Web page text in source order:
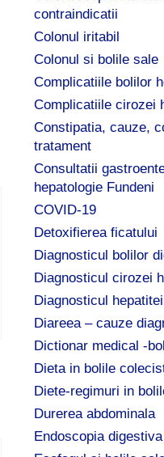
contraindicatii
Colonul iritabil
Colonul si bolile sale
Complicatiile bolilor
Complicatiile cirozei
Constipatia, cauze,
tratament
Consultatii
hepatologie Fundeni
COVID-19
Detoxifierea ficatului
Diagnosticul bolilor
Diagnosticul cirozei
Diagnosticul hepatitei
Diareea – cauze
Dictionar medical -
Dieta in bolile
Diete-regimuri in
Durerea abdominala
Endoscopia digestiva